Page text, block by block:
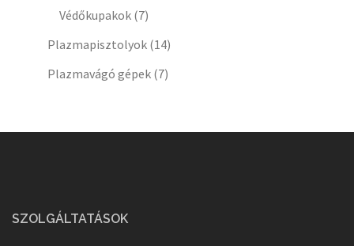
Védőkupakok (7)
Plazmapisztolyok (14)
Plazmavágó gépek (7)
SZOLGÁLTATÁSOK